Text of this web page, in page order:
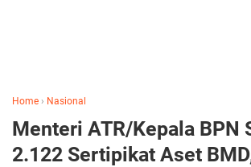
Home › Nasional
Menteri ATR/Kepala BPN
2.122 Sertipikat Aset